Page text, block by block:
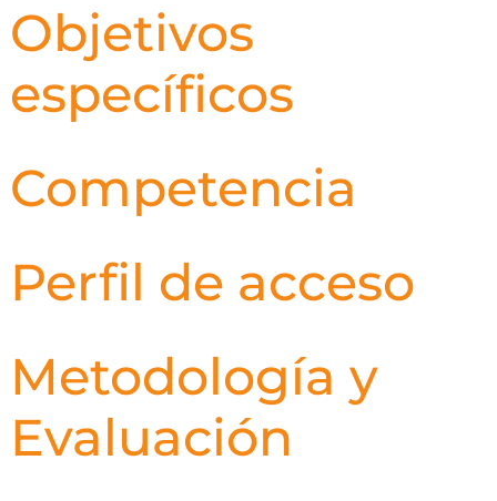
Objetivos
específicos
Competencia
Perfil de acceso
Metodología y
Evaluación